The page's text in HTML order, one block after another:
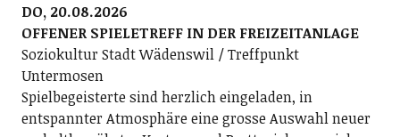
DO, 20.08.2026
OFFENER SPIELETREFF IN DER FREIZEITANLAGE
Soziokultur Stadt Wädenswil / Treffpunkt
Untermosen
Spielbegeisterte sind herzlich eingeladen, in
entspannter Atmosphäre eine grosse Auswahl neuer